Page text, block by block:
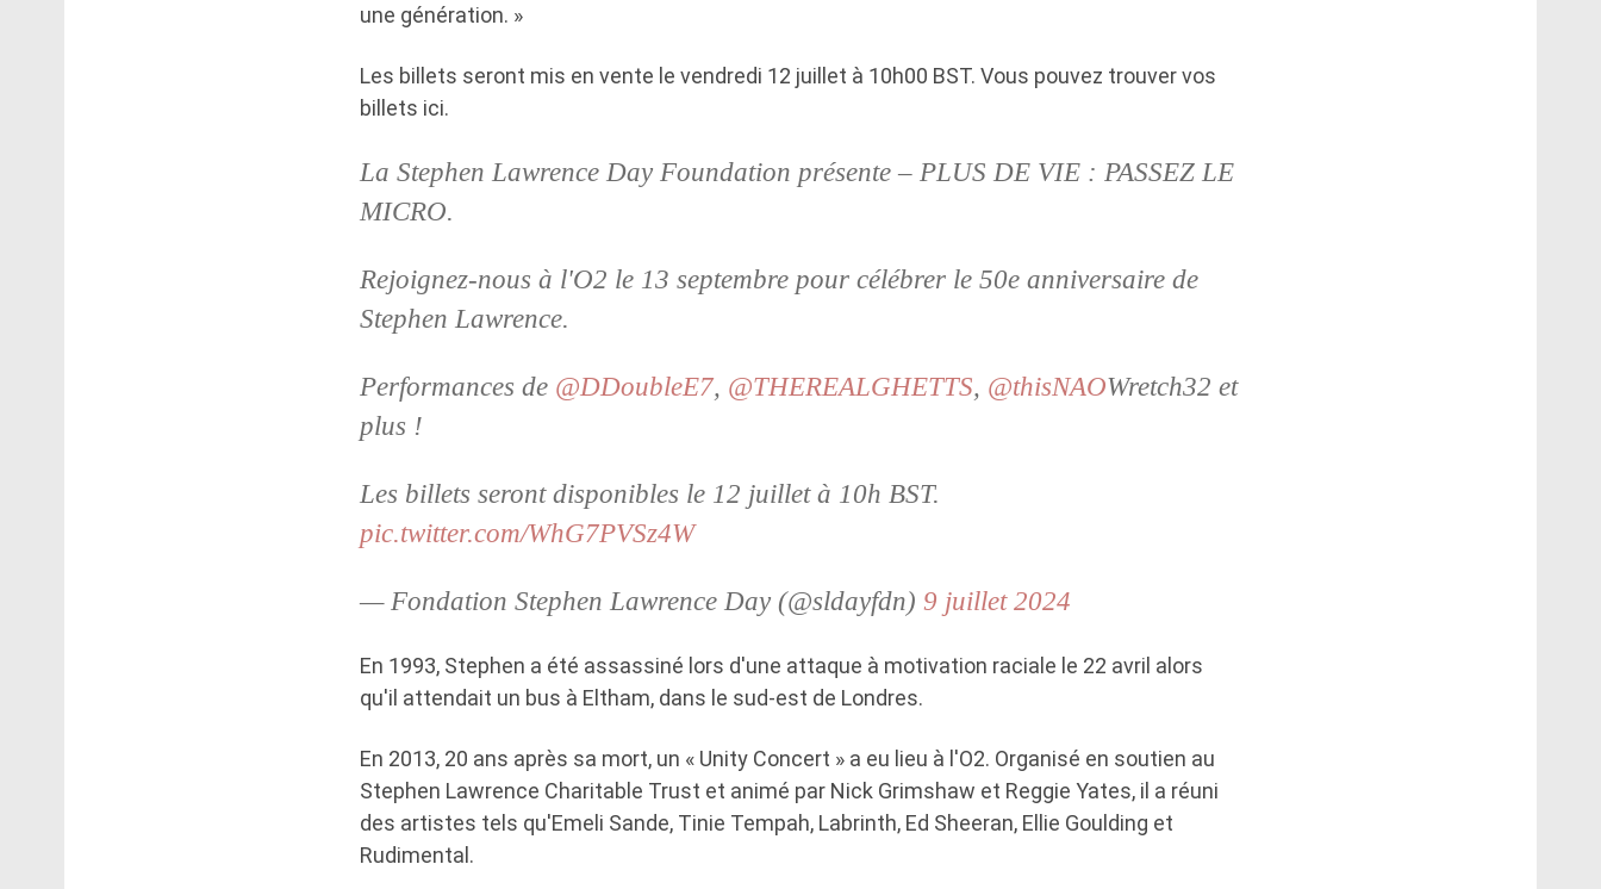
une génération. »
Les billets seront mis en vente le vendredi 12 juillet à 10h00 BST. Vous pouvez trouver vos
billets ici.
La Stephen Lawrence Day Foundation présente – PLUS DE VIE : PASSEZ LE
MICRO.
Rejoignez-nous à l'O2 le 13 septembre pour célébrer le 50e anniversaire de
Stephen Lawrence.
Performances de @DDoubleE7, @THEREALGHETTS, @thisNAOWretch32 et
plus !
Les billets seront disponibles le 12 juillet à 10h BST.
pic.twitter.com/WhG7PVSz4W
— Fondation Stephen Lawrence Day (@sldayfdn) 9 juillet 2024
En 1993, Stephen a été assassiné lors d'une attaque à motivation raciale le 22 avril alors
qu'il attendait un bus à Eltham, dans le sud-est de Londres.
En 2013, 20 ans après sa mort, un « Unity Concert » a eu lieu à l'O2. Organisé en soutien au
Stephen Lawrence Charitable Trust et animé par Nick Grimshaw et Reggie Yates, il a réuni
des artistes tels qu'Emeli Sande, Tinie Tempah, Labrinth, Ed Sheeran, Ellie Goulding et
Rudimental.